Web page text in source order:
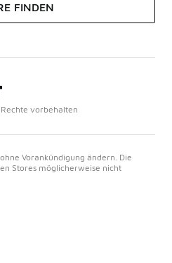
FINDEN
vorbehalten
Vorankündigung ändern. Die
Stores möglicherweise nicht